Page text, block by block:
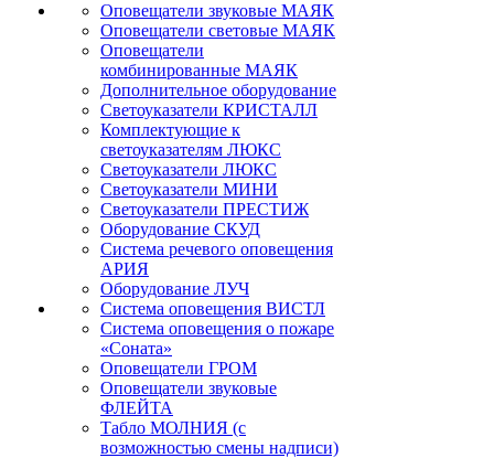
Оповещатели звуковые МАЯК
Оповещатели световые МАЯК
Оповещатели
комбинированные МАЯК
Дополнительное оборудование
Светоуказатели КРИСТАЛЛ
Комплектующие к
светоуказателям ЛЮКС
Светоуказатели ЛЮКС
Светоуказатели МИНИ
Светоуказатели ПРЕСТИЖ
Оборудование СКУД
Система речевого оповещения
АРИЯ
Оборудование ЛУЧ
Система оповещения ВИСТЛ
Система оповещения о пожаре
«Соната»
Оповещатели ГРОМ
Оповещатели звуковые
ФЛЕЙТА
Табло МОЛНИЯ (с
возможностью смены надписи)